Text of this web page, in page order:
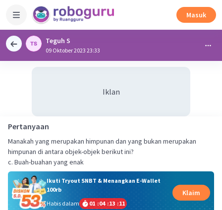
Masuk
Teguh S
09 Oktober 2023 23:33
Iklan
Pertanyaan
Manakah yang merupakan himpunan dan yang bukan merupakan
himpunan di antara objek-objek berikut ini?
c. Buah-buahan yang enak
Ikuti Tryout SNBT & Menangkan E-Wallet
100rb
Habis dalam
01 :04 :13 :11
Klaim